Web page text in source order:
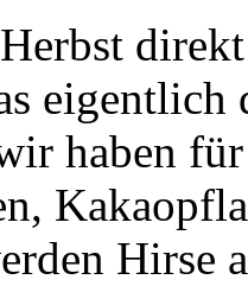
eigentlich
haben
Hirse